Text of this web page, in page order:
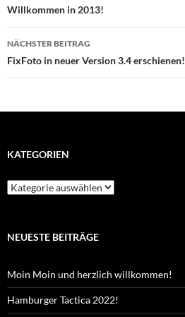
Willkommen in 2013!
NÄCHSTER BEITRAG
FixFoto in neuer Version 3.4 erschienen!
KATEGORIEN
Kategorien
NEUESTE BEITRÄGE
Moin Moin und herzlich willkommen!
Hamburger Tactica 2022!